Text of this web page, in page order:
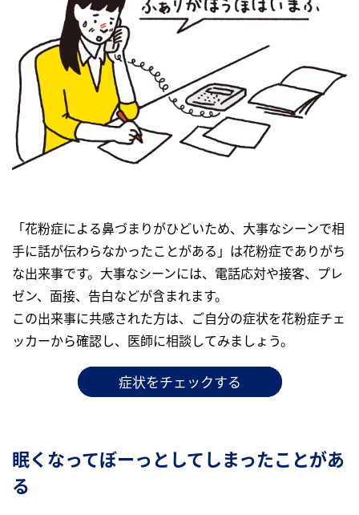
「花粉症による鼻づまりがひどいため、大事なシーンで相
手に話が伝わらなかったことがある」は花粉症でありがち
な出来事です。大事なシーンには、電話応対や接客、プレ
ゼン、面接、告白などが含まれます。
この出来事に共感された方は、ご自分の症状を花粉症チェ
ッカーから確認し、医師に相談してみましょう。
症状をチェックする
眠くなってぼーっとしてしまったことがあ
る